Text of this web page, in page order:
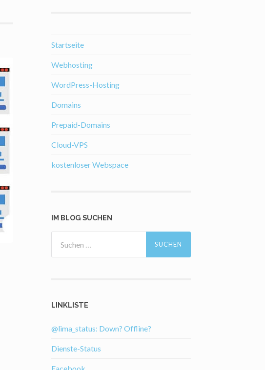
Startseite
Webhosting
WordPress-Hosting
Domains
Prepaid-Domains
Cloud-VPS
kostenloser Webspace
IM BLOG SUCHEN
nach:
LINKLISTE
@lima_status: Down? Offline?
Dienste-Status